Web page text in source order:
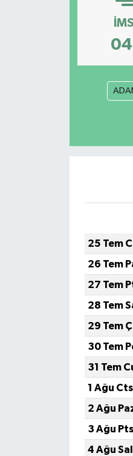
25 Tem
26 Tem
27 Tem
28 Tem
29 Tem
30 Tem
31 Tem
1 Ağu Cts
2 Ağu
3 Ağu Pts
4 Ağu Sal
GÜNEY KIBRIS
Nöbetçi Eczaneler
ÖZEL HABER